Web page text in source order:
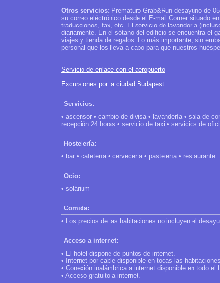
Otros servicios: Prematuro Grab&Run desayuno de
su correo eléctrónico desde el E-mail Corner situado
traducciones, fax, etc. El servicio de lavandería
diariamente. En el sótano del edificio se encuentra el
viajes y tienda de regalos. Lo más importante, sin
personal que los lleva a cabo para que nuestros
Servicio de enlace con el aeropuerto
Excursiones por la ciudad Budapest
Servicios:
• ascensor • cambio de divisa • lavandería • sala de
recepción 24 horas • servicio de taxi • servicios de
Hostelería:
• bar • cafetería • cervecería • pastelería • restaurante
Ocio:
• solárium
Comida:
• Los precios de las habitaciones no incluyen el
Acceso a internet:
• El hotel dispone de puntos de internet.
• Internet por cable disponible en todas las
• Conexión inalámbrica a internet disponible en todo el
• Acceso gratuito a internet.